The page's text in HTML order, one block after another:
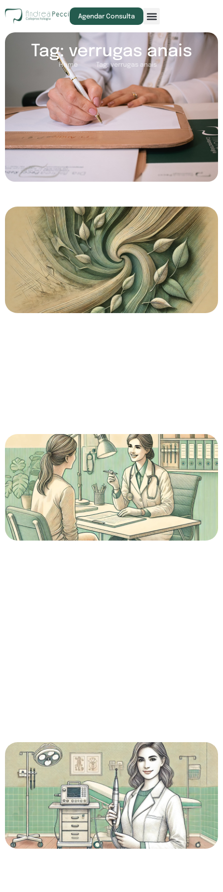
Agendar Consulta
Tag: verrugas anais
Home Tag: verrugas anais